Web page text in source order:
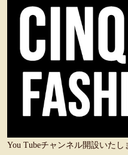
You Tubeチャンネル開設いた